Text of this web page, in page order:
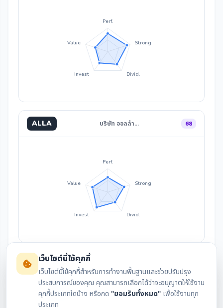
Perf.
Strong
Divid.
Invest
Value
ALLA บริษัท ออลล่า… 68
Perf.
Strong
Divid.
Invest
Value
สรุปงบล่าสุด กราฟราคา
เว็บไซต์นี้ใช้คุกกี้
เว็บไซต์นี้ใช้คุกกี้สำหรับการทำงานพื้นฐานและช่วยปรับปรุง
ประสบการณ์ของคุณ คุณสามารถเลือกได้ว่าจะอนุญาตให้ใช้งาน
คุกกี้ประเภทใดบ้าง หรือกด "ยอมรับทั้งหมด" เพื่อใช้งานทุก
ประเภท